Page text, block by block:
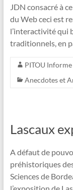
JDN consacré à
du Web ceci est
l’interactivité qui
traditionnels, en
PITOU Informe
Anecdotes et
Lascaux
A défaut de
préhistoriques
Sciences de